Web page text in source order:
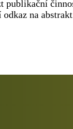
publikační
na